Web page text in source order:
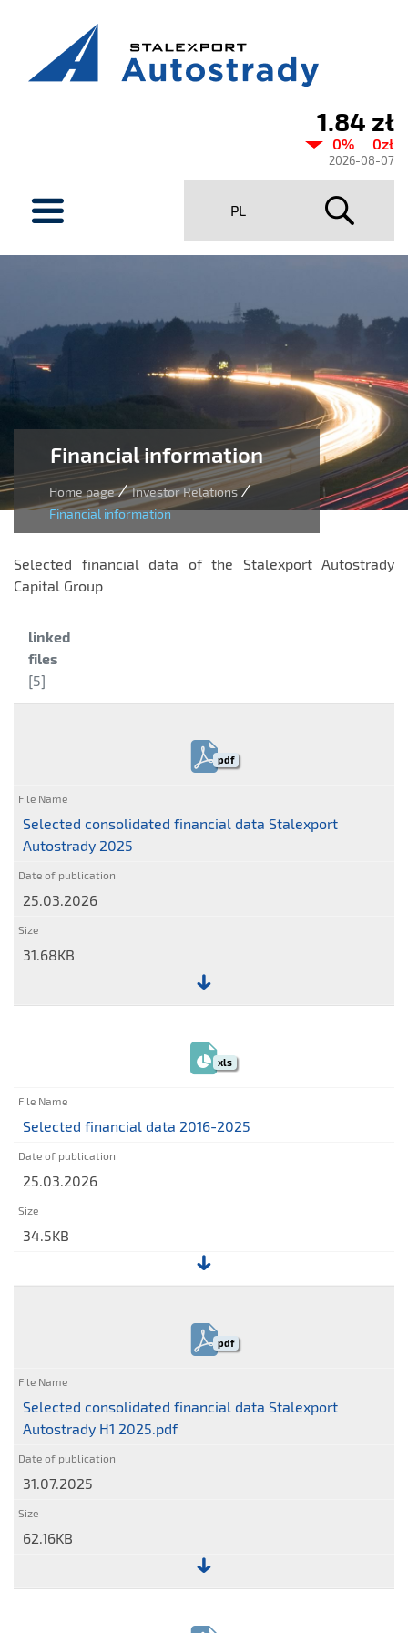
price
Stalexport
Autostrady
1.84 zł
0% 0zł
2026-08-07
PL
Financial information
Home page/ Investor Relations/
Financial information
Selected financial data of the Stalexport Autostrady
Capital Group
Category:
linked
files
[5]
pdf
Selected consolidated financial data Stalexport
Autostrady 2025
25.03.2026
31.68KB
File:
data
Stalexport
2025
xls
Selected financial data 2016-2025
25.03.2026
34.5KB
File:
2016-
2025
pdf
Selected consolidated financial data Stalexport
Autostrady H1 2025.pdf
31.07.2025
62.16KB
File: